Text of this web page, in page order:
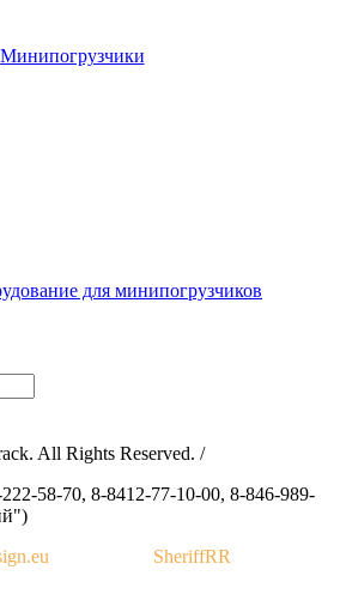
Минипогрузчики
для минипогрузчиков
All Rights Reserved. /
58-70, 8-8412-77-10-00, 8-846-989-
SheriffRR